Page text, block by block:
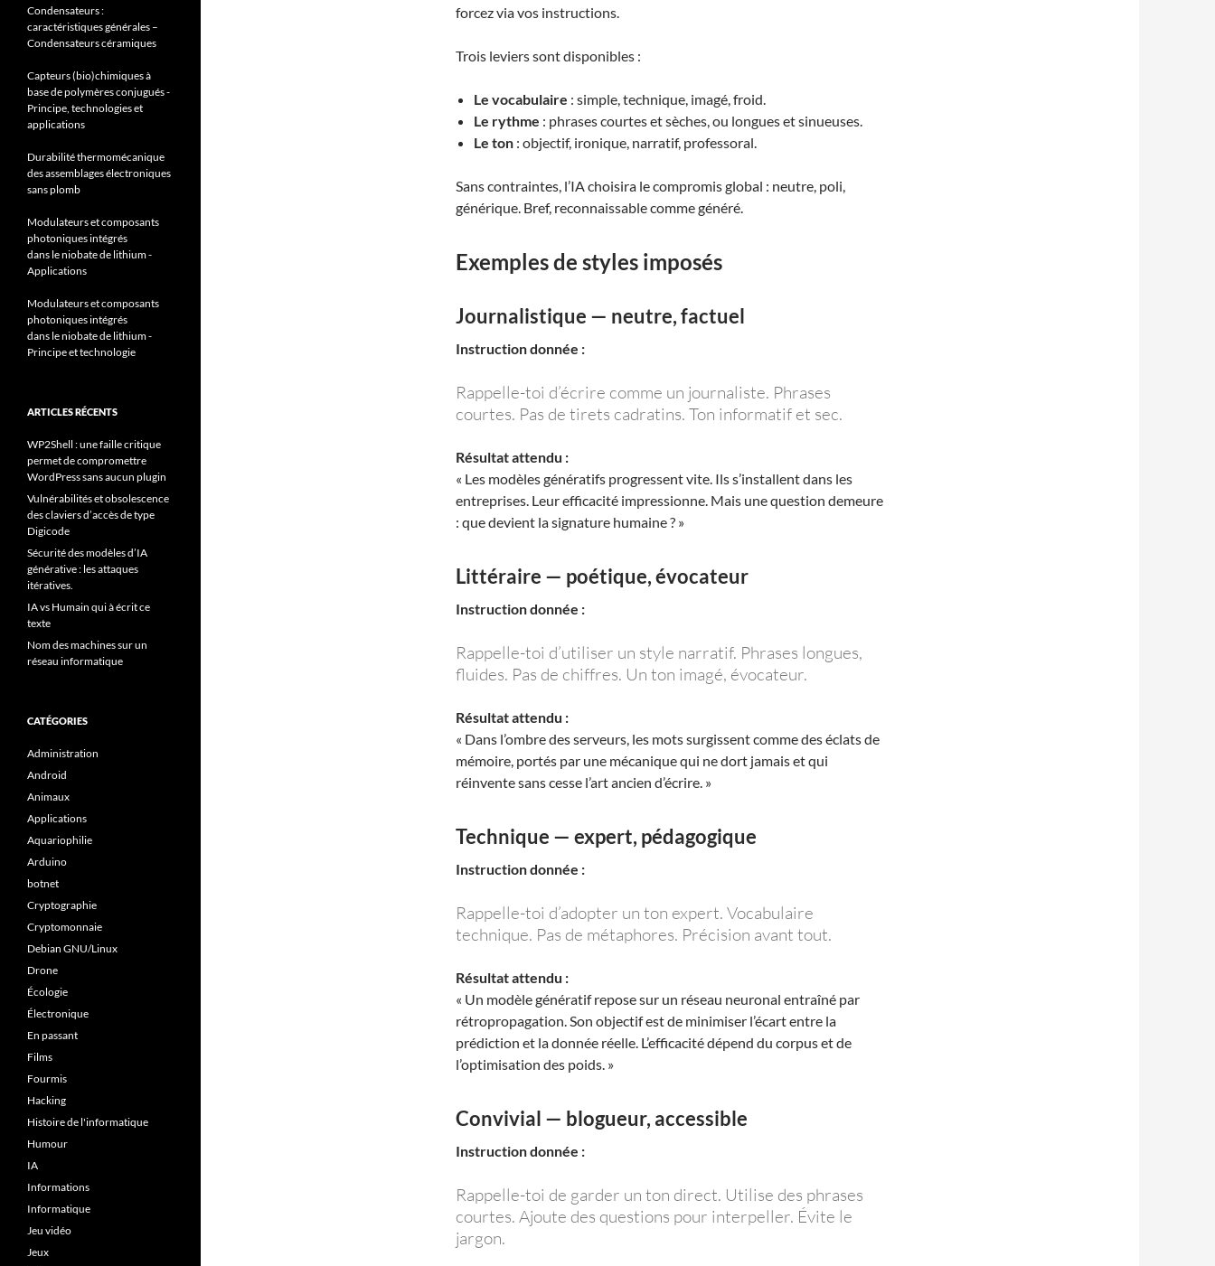
forcez via vos instructions.
Trois leviers sont disponibles :
Le vocabulaire : simple, technique, imagé, froid.
Le rythme : phrases courtes et sèches, ou longues et sinueuses.
Le ton : objectif, ironique, narratif, professoral.
Sans contraintes, l’IA choisira le compromis global : neutre, poli,
générique. Bref, reconnaissable comme généré.
Exemples de styles imposés
Journalistique — neutre, factuel
Instruction donnée :
Rappelle-toi d’écrire comme un journaliste. Phrases
courtes. Pas de tirets cadratins. Ton informatif et sec.
Résultat attendu :
« Les modèles génératifs progressent vite. Ils s’installent dans les
entreprises. Leur efficacité impressionne. Mais une question demeure
: que devient la signature humaine ? »
Littéraire — poétique, évocateur
Instruction donnée :
Rappelle-toi d’utiliser un style narratif. Phrases longues,
fluides. Pas de chiffres. Un ton imagé, évocateur.
Résultat attendu :
« Dans l’ombre des serveurs, les mots surgissent comme des éclats de
mémoire, portés par une mécanique qui ne dort jamais et qui
réinvente sans cesse l’art ancien d’écrire. »
Technique — expert, pédagogique
Instruction donnée :
Rappelle-toi d’adopter un ton expert. Vocabulaire
technique. Pas de métaphores. Précision avant tout.
Résultat attendu :
« Un modèle génératif repose sur un réseau neuronal entraîné par
rétropropagation. Son objectif est de minimiser l’écart entre la
prédiction et la donnée réelle. L’efficacité dépend du corpus et de
l’optimisation des poids. »
Convivial — blogueur, accessible
Instruction donnée :
Rappelle-toi de garder un ton direct. Utilise des phrases
courtes. Ajoute des questions pour interpeller. Évite le
jargon.
Condensateurs :
caractéristiques générales –
Condensateurs céramiques
Capteurs (bio)chimiques à
base de polymères conjugués -
Principe, technologies et
applications
Durabilité thermomécanique
des assemblages électroniques
sans plomb
Modulateurs et composants
photoniques intégrés
dans le niobate de lithium -
Applications
Modulateurs et composants
photoniques intégrés
dans le niobate de lithium -
Principe et technologie
ARTICLES RÉCENTS
WP2Shell : une faille critique
permet de compromettre
WordPress sans aucun plugin
Vulnérabilités et obsolescence
des claviers d’accès de type
Digicode
Sécurité des modèles d’IA
générative : les attaques
itératives.
IA vs Humain qui à écrit ce
texte
Nom des machines sur un
réseau informatique
CATÉGORIES
Administration
Android
Animaux
Applications
Aquariophilie
Arduino
botnet
Cryptographie
Cryptomonnaie
Debian GNU/Linux
Drone
Écologie
Électronique
En passant
Films
Fourmis
Hacking
Histoire de l'informatique
Humour
IA
Informations
Informatique
Jeu vidéo
Jeux